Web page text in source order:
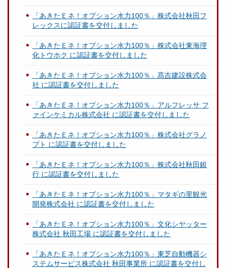
「あきたＥネ！オプション水力100％」株式会社秋田フ
レックスに認証書を交付しました
「あきたＥネ！オプション水力100％」株式会社東海理
化トウホク に認証書を交付しました
「あきたＥネ！オプション水力100％」髙吉建設株式会
社 に認証書を交付しました
「あきたＥネ！オプション水力100％」アルフレッサ フ
ァインケミカル株式会社 に認証書を交付しました
「あきたＥネ！オプション水力100％」株式会社グラノ
プト に認証書を交付しました
「あきたＥネ！オプション水力100％」株式会社秋田銀
行 に認証書を交付しました
「あきたＥネ！オプション水力100％」マタギの里観光
開発株式会社 に認証書を交付しました
「あきたＥネ！オプション水力100％」文化シヤッター
株式会社 秋田工場 に認証書を交付しました
「あきたＥネ！オプション水力100％」東芝自動機器シ
ステムサービス株式会社 秋田事業所 に認証書を交付し